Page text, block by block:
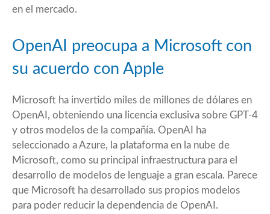
en el mercado.
OpenAI preocupa a Microsoft con
su acuerdo con Apple
Microsoft ha invertido miles de millones de dólares en
OpenAI, obteniendo una licencia exclusiva sobre GPT-4
y otros modelos de la compañía. OpenAI ha
seleccionado a Azure, la plataforma en la nube de
Microsoft, como su principal infraestructura para el
desarrollo de modelos de lenguaje a gran escala. Parece
que Microsoft ha desarrollado sus propios modelos
para poder reducir la dependencia de OpenAI.